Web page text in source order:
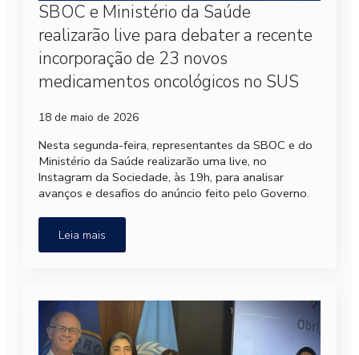
SBOC e Ministério da Saúde
realizarão live para debater a recente
incorporação de 23 novos
medicamentos oncológicos no SUS
18 de maio de 2026
Nesta segunda-feira, representantes da SBOC e do
Ministério da Saúde realizarão uma live, no
Instagram da Sociedade, às 19h, para analisar
avanços e desafios do anúncio feito pelo Governo.
Leia mais